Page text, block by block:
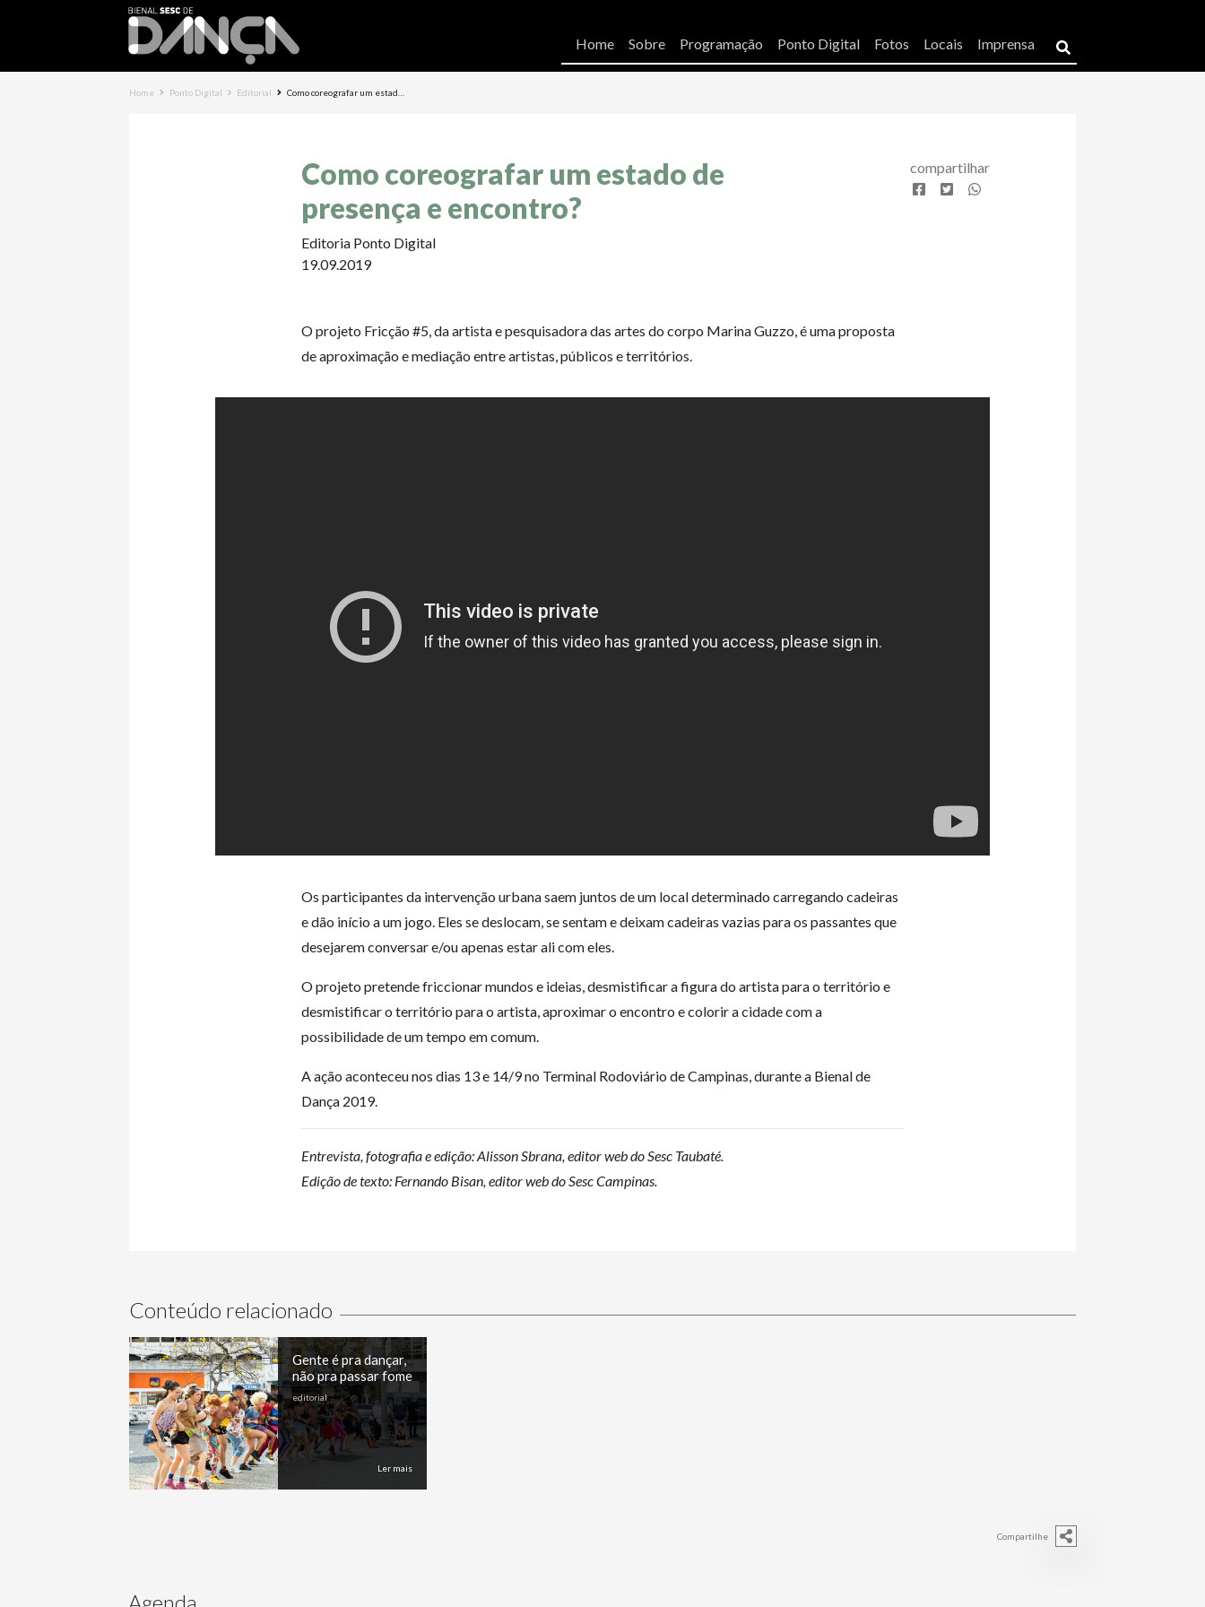
Home Sobre Programação Ponto Digital Fotos Locais Imprensa
Home Ponto Digital Editorial Como coreografar um estad…
Como coreografar um estado de
presença e encontro?
compartilhar
Editoria Ponto Digital
19.09.2019
O projeto Fricção #5, da artista e pesquisadora das artes do corpo Marina Guzzo, é uma proposta
de aproximação e mediação entre artistas, públicos e territórios.
Os participantes da intervenção urbana saem juntos de um local determinado carregando cadeiras
e dão início a um jogo. Eles se deslocam, se sentam e deixam cadeiras vazias para os passantes que
desejarem conversar e/ou apenas estar ali com eles.
O projeto pretende friccionar mundos e ideias, desmistificar a figura do artista para o território e
desmistificar o território para o artista, aproximar o encontro e colorir a cidade com a
possibilidade de um tempo em comum.
A ação aconteceu nos dias 13 e 14/9 no Terminal Rodoviário de Campinas, durante a Bienal de
Dança 2019.
Entrevista, fotografia e edição: Alisson Sbrana, editor web do Sesc Taubaté.
Edição de texto: Fernando Bisan, editor web do Sesc Campinas.
Conteúdo relacionado
Gente é pra dançar,
não pra passar fome
editorial
Ler mais
Compartilhe